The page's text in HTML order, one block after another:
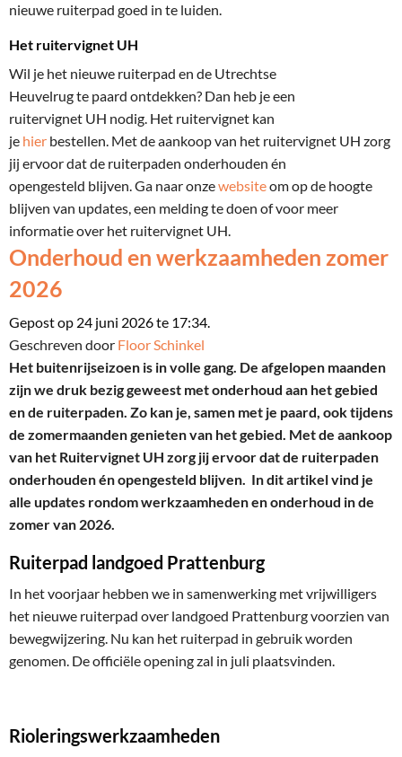
nieuwe ruiterpad goed in te luiden.
Het ruitervignet UH
Wil je het nieuwe ruiterpad en de Utrechtse
Heuvelrugte paard ontdekken? Dan heb je een
ruitervignet UH nodig. Het ruitervignet kan
je hier bestellen. Met de aankoop van het ruitervignet UH zorg
jij ervoor dat de ruiterpaden onderhouden én
opengesteld blijven.Ga naaronzewebsiteomop de hoogte
blijven van updates, een meldingtedoen ofvoor meer
informatie over het ruitervignet UH.
Onderhoud en werkzaamheden zomer
2026
Gepost op 24 juni 2026 te 17:34.
Geschreven door Floor Schinkel
Het buitenrijseizoen is in volle gang. De afgelopen maanden
zijn we druk bezig geweest met onderhoud aan het gebied
en de ruiterpaden. Zo kan je, samen met je paard, ook tijdens
de zomermaanden genieten van het gebied. Met de aankoop
van het Ruitervignet UH zorg jij ervoor dat de ruiterpaden
onderhouden én opengesteld blijven. In dit artikel vind je
alle updates rondom werkzaamheden en onderhoud in de
zomer van 2026.
Ruiterpad landgoed Prattenburg
In het voorjaar hebben we in samenwerking met vrijwilligers
het nieuwe ruiterpad over landgoed Prattenburg voorzien van
bewegwijzering. Nu kan het ruiterpad in gebruik worden
genomen. De officiële opening zal in juli plaatsvinden.
Rioleringswerkzaamheden